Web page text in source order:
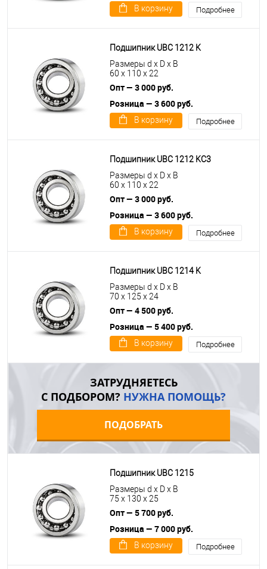
В корзину Подробнее
Подшипник UBC 1212 K
Размеры d x D x B
60 x 110 x 22
Опт — 3 000 руб.
Розница — 3 600 руб.
В корзину Подробнее
Подшипник UBC 1212 KС3
Размеры d x D x B
60 x 110 x 22
Опт — 3 000 руб.
Розница — 3 600 руб.
В корзину Подробнее
Подшипник UBC 1214 K
Размеры d x D x B
70 x 125 x 24
Опт — 4 500 руб.
Розница — 5 400 руб.
В корзину Подробнее
ЗАТРУДНЯЕТЕСЬ
С ПОДБОРОМ? НУЖНА ПОМОЩЬ?
ПОДОБРАТЬ
Подшипник UBC 1215
Размеры d x D x B
75 x 130 x 25
Опт — 5 700 руб.
Розница — 7 000 руб.
В корзину Подробнее